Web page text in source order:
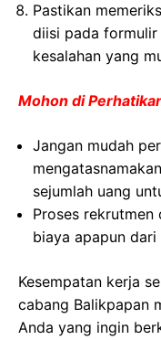
Pastikan
diisi pada
kesalahan yang
Mohon di
Jangan mudah
sejumlah uang
Proses
biaya apapun dari
Kesempatan kerja
cabang Balikpapan
Anda yang ingin